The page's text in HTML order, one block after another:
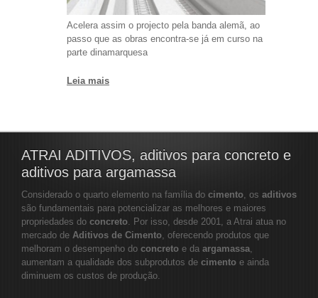
Acelera assim o projecto pela banda alemã, ao
passo que as obras encontra-se já em curso na
parte dinamarquesa
Leia mais
ATRAI ADITIVOS, aditivos para concreto e
aditivos para argamassa
Considerado o quarto elemento na família do cimento, os aditivos
são fundamentais para potencializar as melhores e maiores
propriedades do concreto. Por isso, desde 2001, a Atrai atua no
mercado de Aditivos de Cimento, oferecendo produtos que
melhoram o desempenho do concreto e da argamassa,
aumentam a qualidade dos subprodutos de cimento e ainda
diminuem os custos de produção.